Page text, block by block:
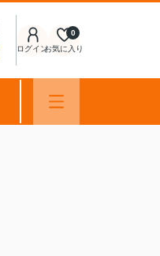
ログインお気に入り
0